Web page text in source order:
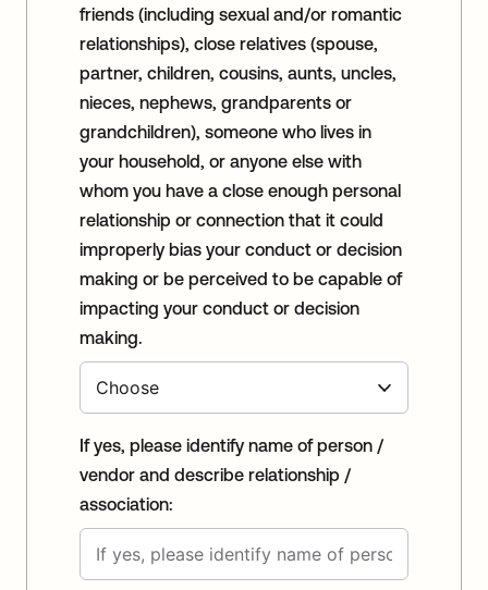
friends (including sexual and/or romantic
relationships), close relatives (spouse,
partner, children, cousins, aunts, uncles,
nieces, nephews, grandparents or
grandchildren), someone who lives in
your household, or anyone else with
whom you have a close enough personal
relationship or connection that it could
improperly bias your conduct or decision
making or be perceived to be capable of
impacting your conduct or decision
making.
If yes, please identify name of person /
vendor and describe relationship /
association: